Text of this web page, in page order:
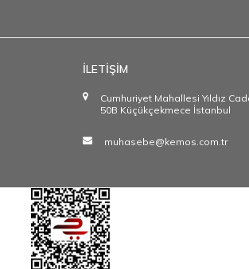
İLETİŞİM
Cumhuriyet Mahallesi Yıldız
50B Küçükçekmece İstanbul
muhasebe@kemos.com.tr